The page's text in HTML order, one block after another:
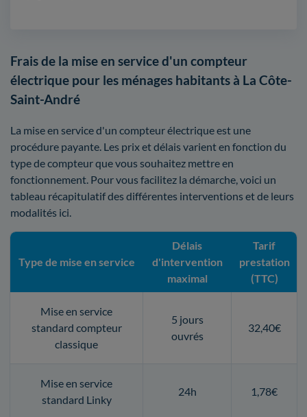
Frais de la mise en service d'un compteur
électrique pour les ménages habitants à La Côte-
Saint-André
La mise en service d'un compteur électrique est une
procédure payante. Les prix et délais varient en fonction du
type de compteur que vous souhaitez mettre en
fonctionnement. Pour vous facilitez la démarche, voici un
tableau récapitulatif des différentes interventions et de leurs
modalités ici.
Type de mise en service
Délais
d'intervention
maximal
Tarif
prestation
(TTC)
Mise en service
standard compteur
classique
5 jours
ouvrés
32,40€
Mise en service
standard Linky
24h 1,78€